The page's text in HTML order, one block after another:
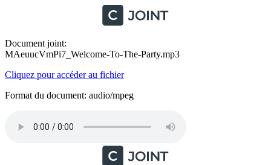
Document joint:
MAeuucVmPi7_Welcome-To-The-Party.mp3
Cliquez pour accéder au fichier
Format du document: audio/mpeg